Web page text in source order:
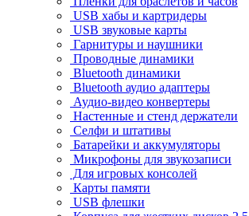
USB хабы и картридеры
USB звуковые карты
Гарнитуры и наушники
Проводные динамики
Bluetooth динамики
Bluetooth аудио адаптеры
Аудио-видео конвертеры
Настенные и стенд держатели
Селфи и штативы
Батарейки и аккумуляторы
Микрофоны для звукозаписи
Для игровых консолей
Карты памяти
USB флешки